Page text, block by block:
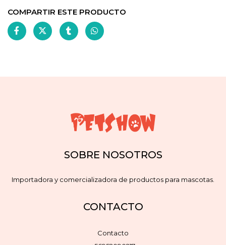
COMPARTIR ESTE PRODUCTO
SOBRE NOSOTROS
Importadora y comercializadora de productos para mascotas.
CONTACTO
Contacto